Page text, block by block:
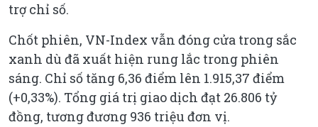
trợ chỉ số.
Chốt phiên, VN-Index vẫn đóng cửa trong sắc
xanh dù đã xuất hiện rung lắc trong phiên
sáng. Chỉ số tăng 6,36 điểm lên 1.915,37 điểm
(+0,33%). Tổng giá trị giao dịch đạt 26.806 tỷ
đồng, tương đương 936 triệu đơn vị.